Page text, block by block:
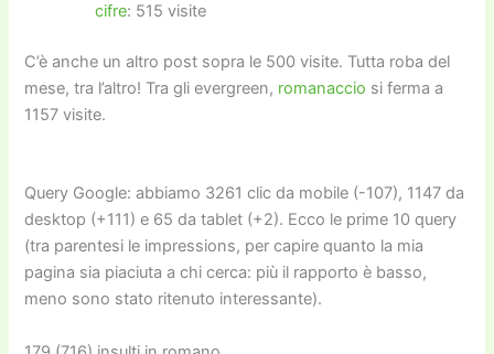
cifre: 515 visite
C’è anche un altro post sopra le 500 visite. Tutta roba del
mese, tra l’altro! Tra gli evergreen, romanaccio si ferma a
1157 visite.
Query Google: abbiamo 3261 clic da mobile (-107), 1147 da
desktop (+111) e 65 da tablet (+2). Ecco le prime 10 query
(tra parentesi le impressions, per capire quanto la mia
pagina sia piaciuta a chi cerca: più il rapporto è basso,
meno sono stato ritenuto interessante).